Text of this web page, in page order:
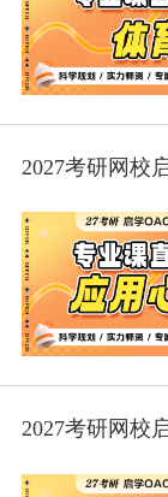
2027考研网校